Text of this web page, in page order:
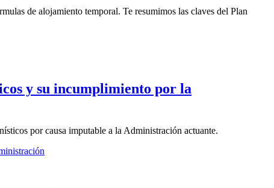
de alojamiento temporal. Te resumimos las claves del Plan
y su incumplimiento por la
por causa imputable a la Administración actuante.